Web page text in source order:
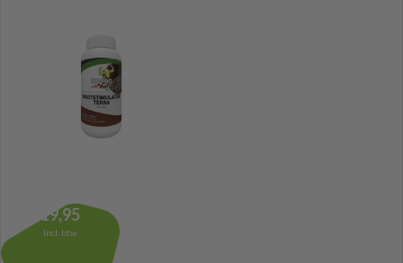
19,95
Incl. btw